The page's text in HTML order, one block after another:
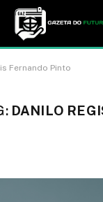
Fernando Pinto
DANILO